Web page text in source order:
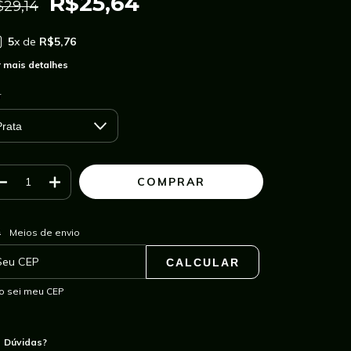
5x de R$5,76
mais detalhes
para o CEP:
Meios de envio
CALCULAR
sei meu CEP
Dúvidas?